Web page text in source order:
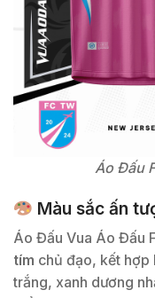
Áo Đấu
Màu sắc ấn
Áo Đấu Vua Áo Đấu
tím chủ đạo, kết hợp
trắng, xanh dương